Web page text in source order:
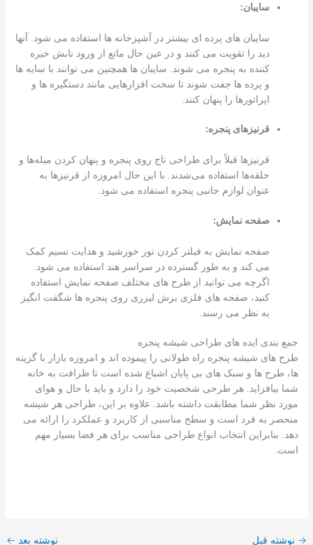
سایبان:
سایبان های پرده ای بیشتر در آشپزخانه ها استفاده می شود. آنها
دید را تقویت می کنند و در عین حال مانع از ورود تابش خیره
کننده به پنجره می شوند. سایبان ها همچنین می توانند با سایه ها
و پرده ها جفت شوند تا سخت افزارهایی مانند دستگیره ها و
اپراتورها را پنهان کنند.
قرنیزهای پنجره:
قرنیزها قبلاً برای طراحی تاج روی پنجره و پنهان کردن میله‌ها و
حلقه‌ها استفاده می‌شدند. با این حال امروزه از قرنیزها به
عنوان لوازم جانبی پنجره استفاده می شود.
صفحه نمایش:
صفحه نمایش به فیلتر کردن نور خورشید و هدایت نسیم کمک
می کند و به طور گسترده در سراسر هند استفاده می شود.
اگرچه می توانید از طرح های مختلف صفحه نمایش استفاده
کنید، صفحه های فلزی برش لیزری روی پنجره ها شگفت انگیز
به نظر می رسند.
جمع بندی ایده های طراحی شیشه پنجره
طرح های شیشه پنجره راه طولانی را پیموده اند و امروزه بازار با گزینه
ها، طرح ها و سبک های بی پایان اشباع شده است تا ظرافت به خانه
شما بیافزاید. هر طرحی شخصیت خود را دارد و باید با حال و هوای
مورد نظر شما مطابقت داشته باشد. علاوه بر این، طراحی هر شیشه
منحصر به فرد است و سطح مناسبی از کاربرد و عملکرد را ارائه می
دهد. بنابراین انتخاب انواع طراحی مناسب برای هر فضا بسیار مهم
است.
→ نوشته قبل نوشته بعد ←